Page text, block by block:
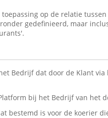
op de relatie
gedefinieerd, maar
Bedrijf dat door de Klant
bij het Bedrijf van het
bestemd is voor de koerier